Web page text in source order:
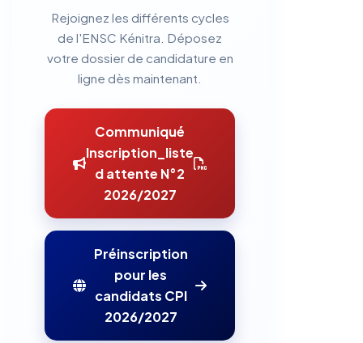
Rejoignez les différents cycles
de l'ENSC Kénitra. Déposez
votre dossier de candidature en
ligne dès maintenant.
Communiqué
Inscription_liste
d attente N°2
2026/2027
Préinscription
pour les
candidats CPI
2026/2027